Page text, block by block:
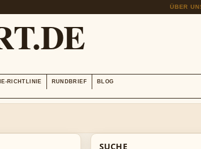
ÜBER
RICHTLINIE RUNDBRIEF BLOG
SUCHE